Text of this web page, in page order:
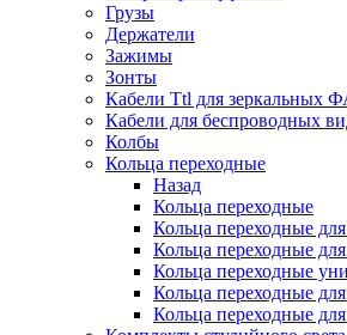
Грузы
Держатели
Зажимы
Зонты
Кабели Ttl для зеркальных
Кабели для беспроводных
Колбы
Кольца переходные
Назад
Кольца переходные
Кольца переходные
Кольца переходные
Кольца переходные
Кольца переходные
Кольца переходные